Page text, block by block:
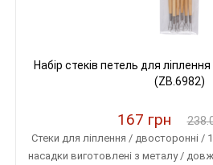
Набір стеків петель для
(ZB.6982)
167 грн
Стеки для ліплення / двосторонні /
насадки виготовлені з металу /